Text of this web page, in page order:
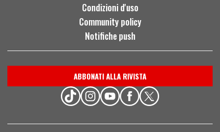
Condizioni d'uso
Community policy
Notifiche push
ABBONATI ALLA RIVISTA